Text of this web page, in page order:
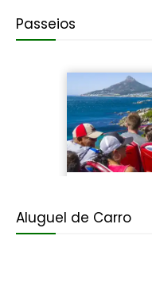
Passeios
Aluguel de Carro